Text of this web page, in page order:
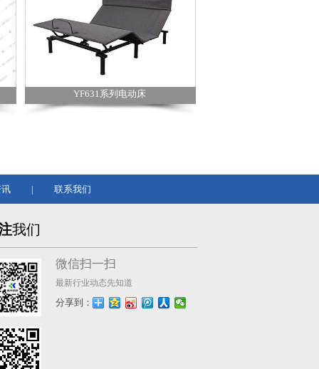
YF631系列电动床
| 联系我们
我们
微信扫一扫
最新行业动态先知道
分享到：